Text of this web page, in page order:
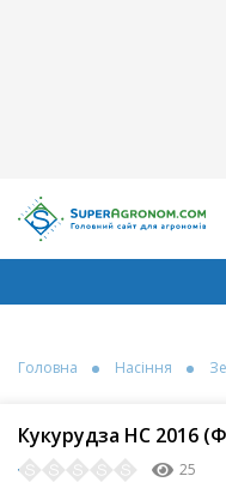
Головна Насіння
Кукурудза НС 2016
25